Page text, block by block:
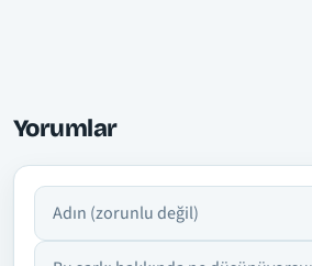
Yorumlar
Adın
Yorumun